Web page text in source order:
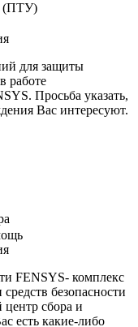
(ПТУ)
для защиты
работе
Просьба указать,
Вас интересуют.
FENSYS- комплекс
безопасности
сбора и
есть какие-либо